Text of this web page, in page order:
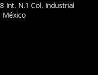
Int. N.1 Col. Industrial
México